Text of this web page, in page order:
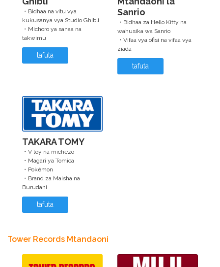
・Bidhaa na vitu vya
kukusanya vya Studio Ghibli
・Michoro ya sanaa na
takwimu
tafuta
Sanrio
・Bidhaa za Hello Kitty na
wahusika wa Sanrio
・Vifaa vya ofisi na vifaa vya
ziada
tafuta
TAKARA TOMY
・V toy na michezo
・Magari ya Tomica
・Pokémon
・Brand za Maisha na
Burudani
tafuta
Tower Records Mtandaoni